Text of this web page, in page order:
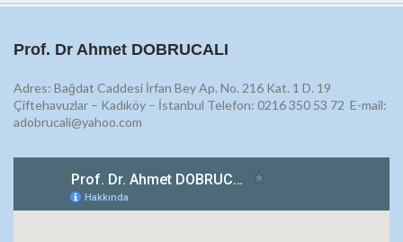
Prof. Dr Ahmet DOBRUCALI
Adres: Bağdat Caddesi İrfan Bey Ap. No. 216 Kat. 1 D. 19
Çiftehavuzlar – Kadıköy – İstanbul Telefon: 0216 350 53 72 E-mail:
adobrucali@yahoo.com